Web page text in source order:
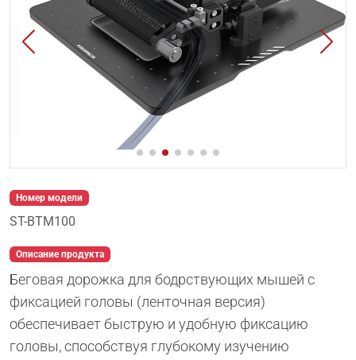
Номер модели
ST-BTM100
Описание продукта
Беговая дорожка для бодрствующих мышей с
фиксацией головы (ленточная версия)
обеспечивает быструю и удобную фиксацию
головы, способствуя глубокому изучению